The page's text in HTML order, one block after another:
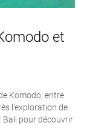
plus
grande
de la
mesure,
et
Komodo, entre
l’exploration de
Bali pour découvrir